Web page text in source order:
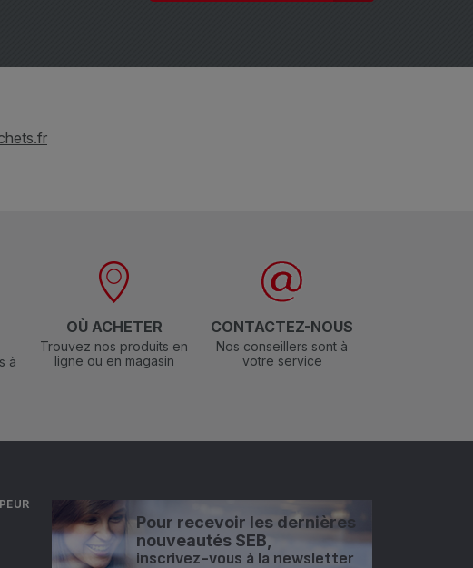
à
OÙ ACHETER
Trouvez nos produits en
ligne ou en magasin
CONTACTEZ-NOUS
Nos conseillers sont à
votre service
Pour recevoir les dernières
nouveautés SEB,
inscrivez-vous à la newsletter